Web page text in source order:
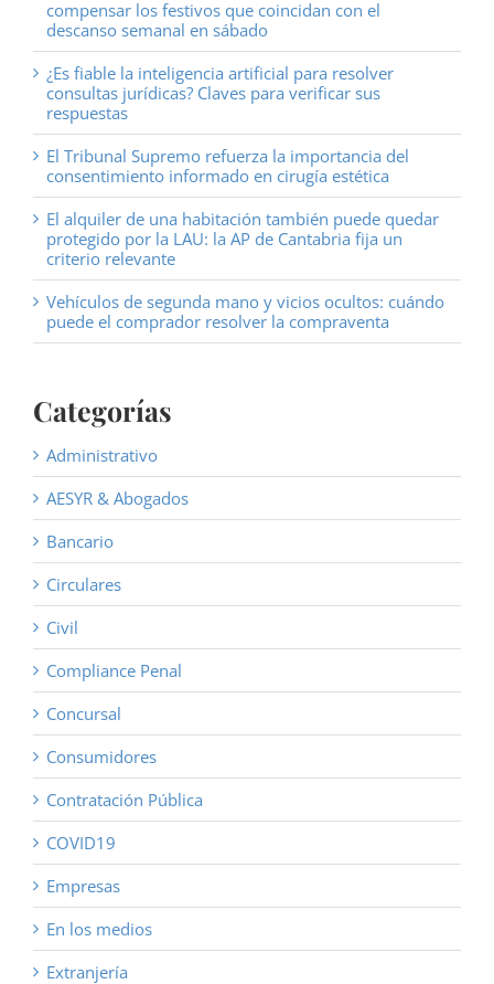
compensar los festivos que coincidan con el
descanso semanal en sábado
¿Es fiable la inteligencia artificial para resolver
consultas jurídicas? Claves para verificar sus
respuestas
El Tribunal Supremo refuerza la importancia del
consentimiento informado en cirugía estética
El alquiler de una habitación también puede quedar
protegido por la LAU: la AP de Cantabria fija un
criterio relevante
Vehículos de segunda mano y vicios ocultos: cuándo
puede el comprador resolver la compraventa
Categorías
Administrativo
AESYR & Abogados
Bancario
Circulares
Civil
Compliance Penal
Concursal
Consumidores
Contratación Pública
COVID19
Empresas
En los medios
Extranjería